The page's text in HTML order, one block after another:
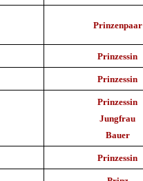
Prinzenpaar
Prinzessin
Prinzessin
Prinzessin
Jungfrau
Bauer
Prinzessin